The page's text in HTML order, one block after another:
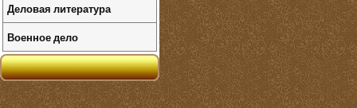
Деловая литература
Военное дело